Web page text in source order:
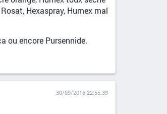
Hexaspray, Humex mal
ou encore Pursennide.
30/09/2016 22:55:39